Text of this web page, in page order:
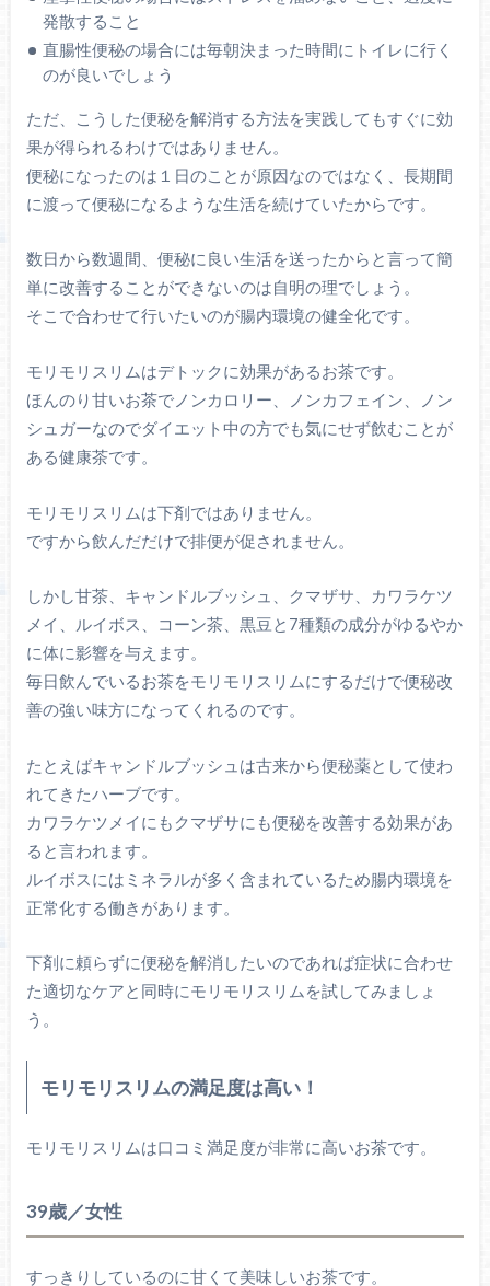
発散すること
直腸性便秘の場合には毎朝決まった時間にトイレに行く
のが良いでしょう
ただ、こうした便秘を解消する方法を実践してもすぐに効
果が得られるわけではありません。
便秘になったのは１日のことが原因なのではなく、長期間
に渡って便秘になるような生活を続けていたからです。
数日から数週間、便秘に良い生活を送ったからと言って簡
単に改善することができないのは自明の理でしょう。
そこで合わせて行いたいのが腸内環境の健全化です。
モリモリスリムはデトックに効果があるお茶です。
ほんのり甘いお茶でノンカロリー、ノンカフェイン、ノン
シュガーなのでダイエット中の方でも気にせず飲むことが
ある健康茶です。
モリモリスリムは下剤ではありません。
ですから飲んだだけで排便が促されません。
しかし甘茶、キャンドルブッシュ、クマザサ、カワラケツ
メイ、ルイボス、コーン茶、黒豆と7種類の成分がゆるやか
に体に影響を与えます。
毎日飲んでいるお茶をモリモリスリムにするだけで便秘改
善の強い味方になってくれるのです。
たとえばキャンドルブッシュは古来から便秘薬として使わ
れてきたハーブです。
カワラケツメイにもクマザサにも便秘を改善する効果があ
ると言われます。
ルイボスにはミネラルが多く含まれているため腸内環境を
正常化する働きがあります。
下剤に頼らずに便秘を解消したいのであれば症状に合わせ
た適切なケアと同時にモリモリスリムを試してみましょ
う。
モリモリスリムの満足度は高い！
モリモリスリムは口コミ満足度が非常に高いお茶です。
39歳／女性
すっきりしているのに甘くて美味しいお茶です。